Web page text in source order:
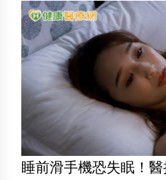
睡前滑手機恐失眠！